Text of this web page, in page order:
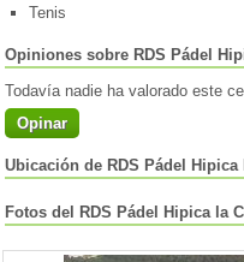
Tenis
Opiniones sobre RDS Pádel
Todavía nadie ha valorado este
Opinar
Ubicación de RDS Pádel Hipica
Fotos del RDS Pádel Hipica la